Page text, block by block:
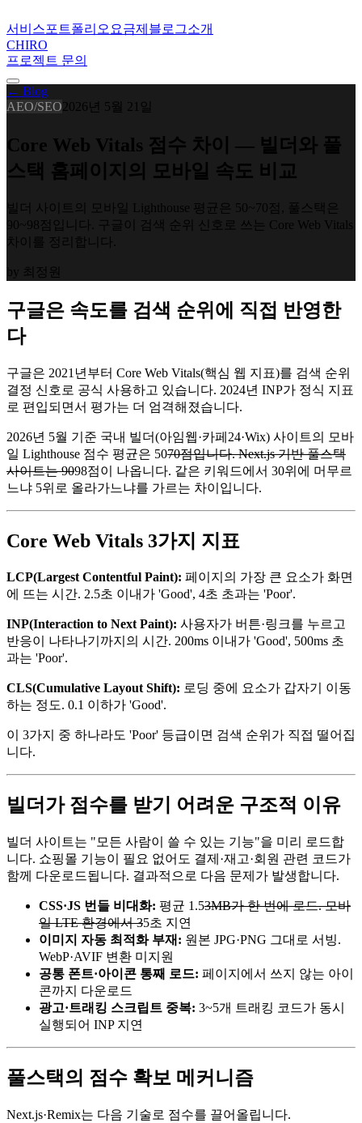
서비스포트폴리오 요금제 블로그소개
CHIRO
프로젝트 문의
← Blog
AEO/SEO 2026년 5월 21일
Core Web Vitals 점수 차이 — 빌더와 풀
스택 홈페이지의 모바일 속도 비교
빌더 사이트의 모바일 Lighthouse 평균은 50~70점, 풀스택은
90~98점입니다. 구글이 검색 순위 신호로 쓰는 Core Web Vitals
차이를 정리합니다.
by 최정원
구글은 속도를 검색 순위에 직접 반영한
다
구글은 2021년부터 Core Web Vitals(핵심 웹 지표)를 검색 순위
결정 신호로 공식 사용하고 있습니다. 2024년 INP가 정식 지표
로 편입되면서 평가는 더 엄격해졌습니다.
2026년 5월 기준 국내 빌더(아임웹·카페24·Wix) 사이트의 모바
일 Lighthouse 점수 평균은 5070점입니다. Next.js 기반 풀스택
사이트는 9098점이 나옵니다. 같은 키워드에서 30위에 머무르
느냐 5위로 올라가느냐를 가르는 차이입니다.
Core Web Vitals 3가지 지표
LCP(Largest Contentful Paint): 페이지의 가장 큰 요소가 화면
에 뜨는 시간. 2.5초 이내가 'Good', 4초 초과는 'Poor'.
INP(Interaction to Next Paint): 사용자가 버튼·링크를 누르고
반응이 나타나기까지의 시간. 200ms 이내가 'Good', 500ms 초
과는 'Poor'.
CLS(Cumulative Layout Shift): 로딩 중에 요소가 갑자기 이동
하는 정도. 0.1 이하가 'Good'.
이 3가지 중 하나라도 'Poor' 등급이면 검색 순위가 직접 떨어집
니다.
빌더가 점수를 받기 어려운 구조적 이유
빌더 사이트는 "모든 사람이 쓸 수 있는 기능"을 미리 로드합
니다. 쇼핑몰 기능이 필요 없어도 결제·재고·회원 관련 코드가
함께 다운로드됩니다. 결과적으로 다음 문제가 발생합니다.
CSS·JS 번들 비대화: 평균 1.53MB가 한 번에 로드. 모바
일 LTE 환경에서 35초 지연
이미지 자동 최적화 부재: 원본 JPG·PNG 그대로 서빙.
WebP·AVIF 변환 미지원
공통 폰트·아이콘 통째 로드: 페이지에서 쓰지 않는 아이
콘까지 다운로드
광고·트래킹 스크립트 중복: 3~5개 트래킹 코드가 동시
실행되어 INP 지연
풀스택의 점수 확보 메커니즘
Next.js·Remix는 다음 기술로 점수를 끌어올립니다.